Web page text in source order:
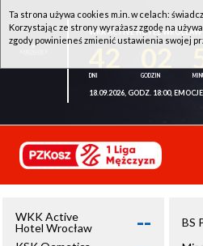
WKK ACTIVE HOTEL WROCŁAW
18.09.2026, GODZ. 18:00,
WKK Active
Hotel Wrocław
-- BS
Ta strona używa cookies m.in. w celach:
Korzystając ze strony wyrażasz zgodę na
zgody powinieneś zmienić ustawienia swojej